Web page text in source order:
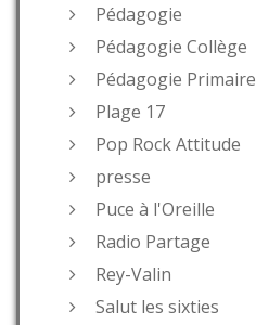
Pédagogie
Pédagogie Collège
Pédagogie Primaire
Plage 17
Pop Rock Attitude
presse
Puce à l'Oreille
Radio Partage
Rey-Valin
Salut les sixties